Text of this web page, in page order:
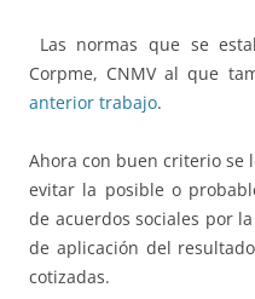
Las normas que se
Corpme, CNMV al que
anterior trabajo.
Ahora con buen criterio se
evitar la posible o
de acuerdos sociales por
de aplicación del
cotizadas.